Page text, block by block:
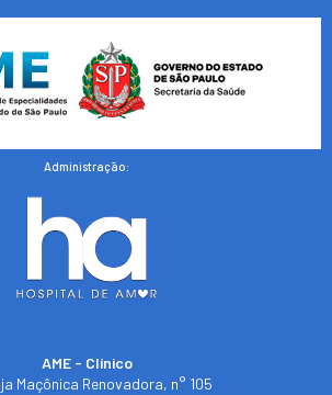
Administração:
AME - Clínico​
Maçônica Renovadora, n° 105